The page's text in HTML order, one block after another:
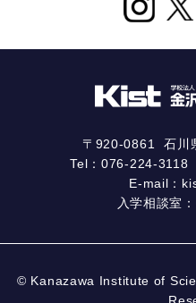
〒920-0861
石川
Tel：076-224-3118
E-mail：
入学相談室：
© Kanazawa Institute of